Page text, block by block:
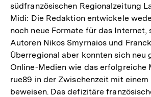
südfranzösischen Regionalzeitung
Midi: Die Redaktion entwickele
noch neue Formate für das Internet,
Autoren Nikos Smyrnaios und
Überregional aber konnten sich neu
Online-Medien wie das erfolgreiche
rue89 in der Zwischenzeit mit einem
beweisen. Das defizitäre